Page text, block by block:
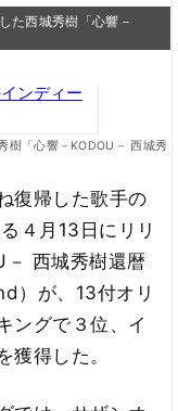
た西城秀樹「心響－
樹「心響－KODOU－ 西城秀
復帰した歌手の
４月13日にリリ
－ 西城秀樹還暦
）が、13付オリ
ングで３位、イ
獲得した。